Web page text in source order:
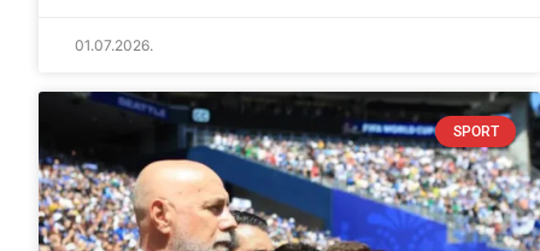
01.07.2026.
SPORT